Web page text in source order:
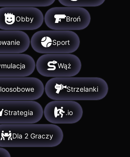
Obby Broń
Sport
Wąż
Strzelanki
Strategia .io
Dla 2 Graczy